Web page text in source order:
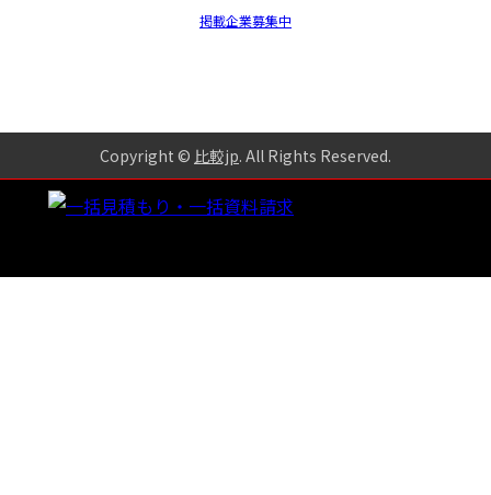
掲載企業募集中
Copyright © 比較jp. All Rights Reserved.